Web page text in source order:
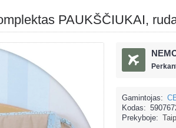
PAUKŠČIUKAI,
Gamintojas:
Kodas:
Prekyboje: Taip